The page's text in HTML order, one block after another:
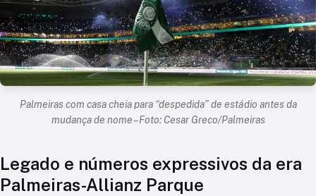
Palmeiras com casa cheia para “despedida” de estádio antes da
mudança de nome – Foto: Cesar Greco/Palmeiras
Legado e números expressivos da era
Palmeiras-Allianz Parque